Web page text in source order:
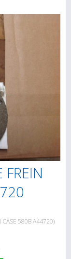
FREIN
580B A44720)